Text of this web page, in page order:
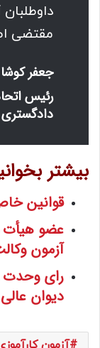
مقتضی
جعفر کوشا
رئیس
دادگستری
بیشتر
قوانین خاص
عضو هیأت
آزمون وکالت 1401 تا پایان امسال
دیوان